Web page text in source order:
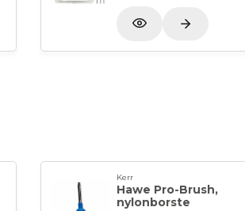
Kerr
Hawe Pro-Brush,
nylonborste